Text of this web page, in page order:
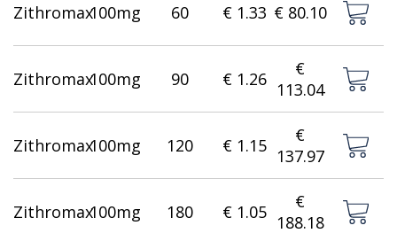
Zithromax100mg 60 € 1.33 € 80.10
Zithromax100mg 90 € 1.26
€
113.04
Zithromax100mg 120 € 1.15
€
137.97
Zithromax100mg 180 € 1.05
€
188.18